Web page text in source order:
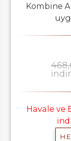
Kombine
Havale ve